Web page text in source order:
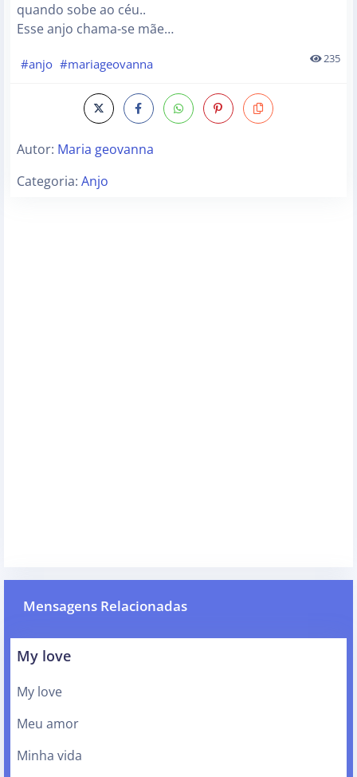
quando sobe ao céu..
Esse anjo chama-se mãe…
#anjo #mariageovanna 235
Autor: Maria geovanna
Categoria: Anjo
Mensagens Relacionadas
My love
My love
Meu amor
Minha vida